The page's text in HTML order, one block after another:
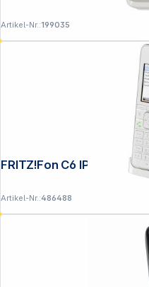
Artikel-Nr.:199035
FRITZ!Fon C6 IP-
Artikel-Nr.:486488